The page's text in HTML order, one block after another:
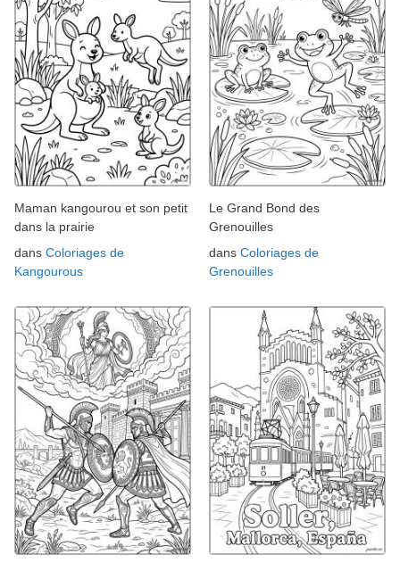
Maman kangourou et son petit
dans la prairie
dans Coloriages de
Kangourous
Le Grand Bond des
Grenouilles
dans Coloriages de
Grenouilles